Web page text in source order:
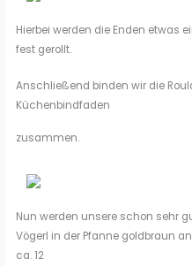
Hierbei werden die Enden etwas
fest gerollt.
Anschließend binden wir die
Küchenbindfaden
zusammen.
Nun werden unsere schon sehr
Vögerl in der Pfanne goldbraun
ca. 12